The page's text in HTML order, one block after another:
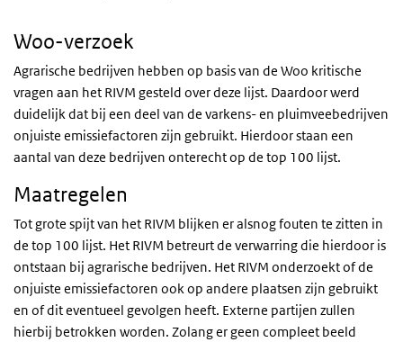
Woo-verzoek
Agrarische bedrijven hebben op basis van de Woo kritische
vragen aan het RIVM gesteld over deze lijst. Daardoor werd
duidelijk dat bij een deel van de varkens- en pluimveebedrijven
onjuiste emissiefactoren zijn gebruikt. Hierdoor staan een
aantal van deze bedrijven onterecht op de top 100 lijst.
Maatregelen
Tot grote spijt van het RIVM blijken er alsnog fouten te zitten in
de top 100 lijst. Het RIVM betreurt de verwarring die hierdoor is
ontstaan bij agrarische bedrijven. Het RIVM onderzoekt of de
onjuiste emissiefactoren ook op andere plaatsen zijn gebruikt
en of dit eventueel gevolgen heeft. Externe partijen zullen
hierbij betrokken worden. Zolang er geen compleet beeld